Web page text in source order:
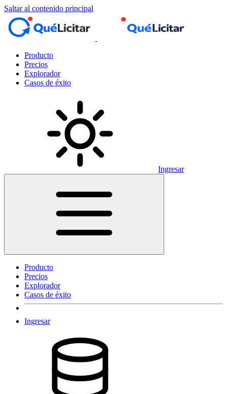
Saltar al contenido principal
Producto
Precios
Explorador
Casos de éxito
Ingresar
Producto
Precios
Explorador
Casos de éxito
Ingresar